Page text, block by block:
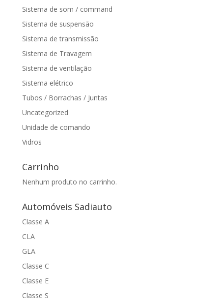
Sistema de som / command
Sistema de suspensão
Sistema de transmissão
Sistema de Travagem
Sistema de ventilação
Sistema elétrico
Tubos / Borrachas / Juntas
Uncategorized
Unidade de comando
Vidros
Carrinho
Nenhum produto no carrinho.
Automóveis Sadiauto
Classe A
CLA
GLA
Classe C
Classe E
Classe S